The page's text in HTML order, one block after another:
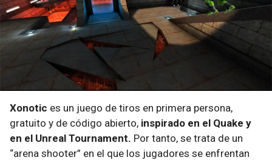
Xonotic es un juego de tiros en primera persona,
gratuito y de código abierto, inspirado en el Quake y
en el Unreal Tournament. Por tanto, se trata de un
“arena shooter” en el que los jugadores se enfrentan